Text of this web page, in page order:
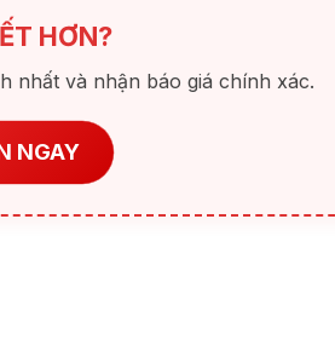
HƠN?
nhất và nhận báo giá chính xác.
NGAY